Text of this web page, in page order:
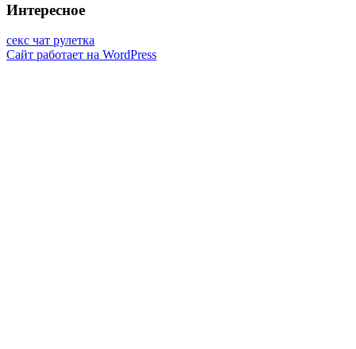
Интересное
секс чат рулетка
Сайт работает на WordPress